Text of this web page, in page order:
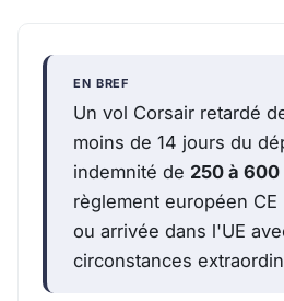
EN BREF
Un vol Corsair retardé
moins de 14 jours du
indemnité de 250 à 600
règlement européen
ou arrivée dans l'UE
circonstances